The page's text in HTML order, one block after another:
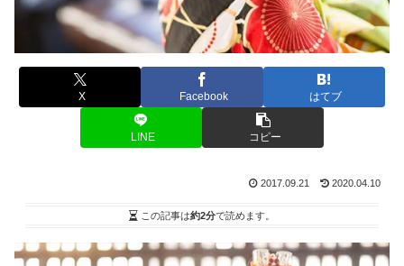
X Facebook はてブ
LINE コピー
2017.09.21 2020.04.10
この記事は約2分で読めます。